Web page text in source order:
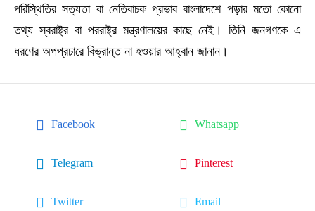
পরিস্থিতির সত্যতা বা নেতিবাচক প্রভাব বাংলাদেশে পড়ার মতো কোনো
তথ্য স্বরাষ্ট্র বা পররাষ্ট্র মন্ত্রণালয়ের কাছে নেই। তিনি জনগণকে এ
ধরণের অপপ্রচারে বিভ্রান্ত না হওয়ার আহ্বান জানান।
Facebook Whatsapp
Telegram Pinterest
Twitter Email